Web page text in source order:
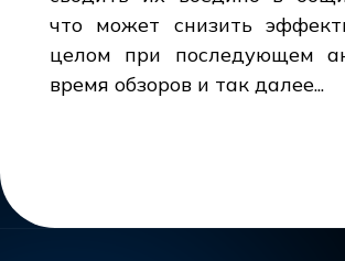
что может снизить
целом при последующем
время обзоров и так далее...